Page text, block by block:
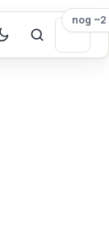
nog ~2